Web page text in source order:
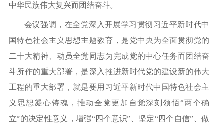
中华民族伟大复兴而团结奋斗。
会议强调，在全党深入开展学习贯彻习近平新时代中
国特色社会主义思想主题教育，是党中央为全面贯彻党的
二十大精神、动员全党同志为完成党的中心任务而团结奋
斗所作的重大部署，是深入推进新时代党的建设新的伟大
工程的重大部署，就是要用习近平新时代中国特色社会主
义思想凝心铸魂，推动全党更加自觉深刻领悟“两个确
立”的决定性意义，增强“四个意识”、坚定“四个自信”、做